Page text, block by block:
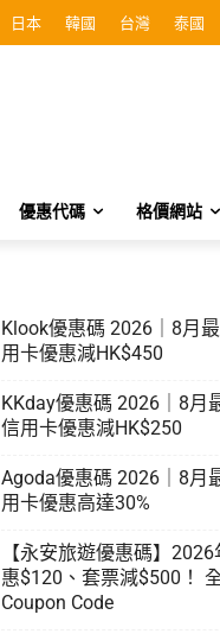
日本 韓國 台灣 泰國
優惠代碼 格價網站
Klook優惠碼 2026｜8月
用卡優惠減HK$450
KKday優惠碼 2026｜8月
信用卡優惠減HK$250
Agoda優惠碼 2026｜8月
用卡優惠高達30%
【永安旅遊優惠碼】
惠$120、套票減$500！
Coupon Code